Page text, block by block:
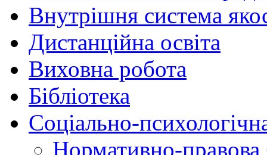
Внутрішня система
Дистанційна освіта
Виховна робота
Бібліотека
Соціально-
Нормативно-правова